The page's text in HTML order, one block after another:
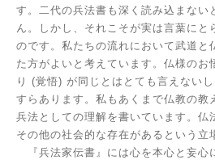
す。二代の兵法書も深く読み込まない
ん。しかし、それこそが実は言葉にと
のです。私たちの流れにおいて武道と
た方がよいと考えています。仏様のお
り (覚悟) が同じとはとても言えない
すらあります。私もあくまで仏教の教
兵法としての理解を書いています。仏
その他の社会的な存在があるという立
『兵法家伝書』には心を本心と妄